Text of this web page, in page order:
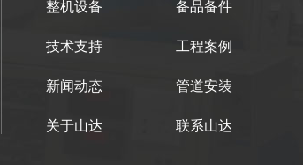
整机设备 备品备件
技术支持 工程案例
新闻动态 管道安装
关于山达 联系山达